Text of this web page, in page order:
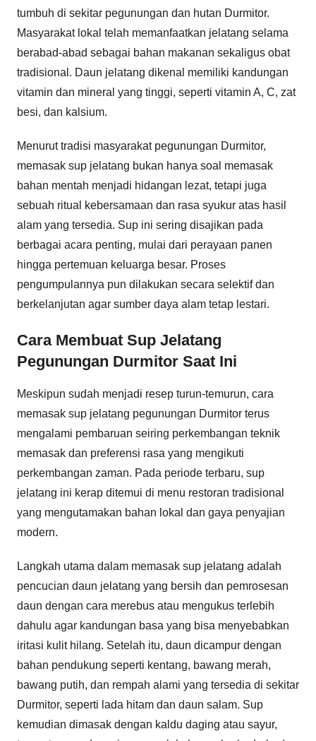
tumbuh di sekitar pegunungan dan hutan Durmitor.
Masyarakat lokal telah memanfaatkan jelatang selama
berabad-abad sebagai bahan makanan sekaligus obat
tradisional. Daun jelatang dikenal memiliki kandungan
vitamin dan mineral yang tinggi, seperti vitamin A, C, zat
besi, dan kalsium.
Menurut tradisi masyarakat pegunungan Durmitor,
memasak sup jelatang bukan hanya soal memasak
bahan mentah menjadi hidangan lezat, tetapi juga
sebuah ritual kebersamaan dan rasa syukur atas hasil
alam yang tersedia. Sup ini sering disajikan pada
berbagai acara penting, mulai dari perayaan panen
hingga pertemuan keluarga besar. Proses
pengumpulannya pun dilakukan secara selektif dan
berkelanjutan agar sumber daya alam tetap lestari.
Cara Membuat Sup Jelatang
Pegunungan Durmitor Saat Ini
Meskipun sudah menjadi resep turun-temurun, cara
memasak sup jelatang pegunungan Durmitor terus
mengalami pembaruan seiring perkembangan teknik
memasak dan preferensi rasa yang mengikuti
perkembangan zaman. Pada periode terbaru, sup
jelatang ini kerap ditemui di menu restoran tradisional
yang mengutamakan bahan lokal dan gaya penyajian
modern.
Langkah utama dalam memasak sup jelatang adalah
pencucian daun jelatang yang bersih dan pemrosesan
daun dengan cara merebus atau mengukus terlebih
dahulu agar kandungan basa yang bisa menyebabkan
iritasi kulit hilang. Setelah itu, daun dicampur dengan
bahan pendukung seperti kentang, bawang merah,
bawang putih, dan rempah alami yang tersedia di sekitar
Durmitor, seperti lada hitam dan daun salam. Sup
kemudian dimasak dengan kaldu daging atau sayur,